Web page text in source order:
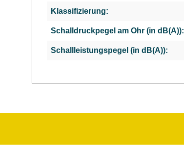
Klassifizierung:
Schalldruckpegel am Ohr (in dB(A)):
Schallleistungspegel (in dB(A)):